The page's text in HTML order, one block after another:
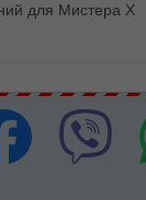
для Мистера Х